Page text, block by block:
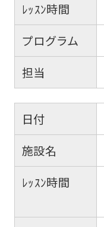
ﾚｯｽﾝ時間
プログラム
担当
日付
施設名
ﾚｯｽﾝ時間